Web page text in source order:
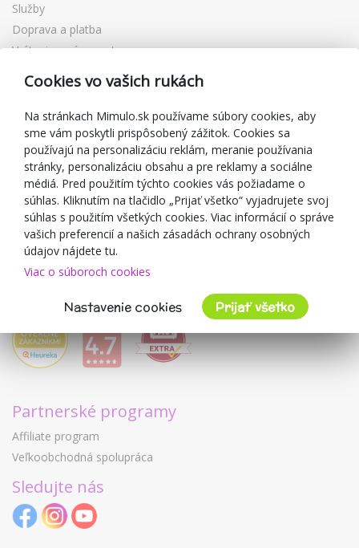
Služby
Doprava a platba
Vrátenie a výmena tovaru
Reklamácia
Zľavové kupóny
Blog
O predajcovi
Mimulo.sk
Obchodné podmienky
Ochrana osobných údajov GDPR
Kontakty
Spolupracujeme
Partnerské programy
Affiliate program
Veľkoobchodná spolupráca
Sledujte nás
Cookies vo vašich rukách
Na stránkach Mimulo.sk používame súbory cookies, aby
sme vám poskytli prispôsobený zážitok. Cookies sa
používajú na personalizáciu reklám, meranie používania
stránky, personalizáciu obsahu a pre reklamy a sociálne
médiá. Pred použitím týchto cookies vás požiadame o
súhlas. Kliknutím na tlačidlo „Prijať všetko“ vyjadrujete svoj
súhlas s použitím všetkých cookies. Viac informácií o správe
vašich preferencií a našich zásadách ochrany osobných
údajov nájdete tu.
Viac o súboroch cookies
Nastavenie cookies Prijať všetko